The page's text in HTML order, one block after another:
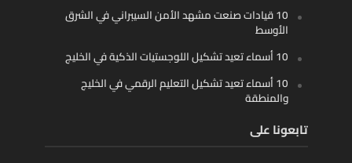
10 قيادات صنعت مشهد الأمن السيبراني في الشرق
الأوسط
10 أسماء تعيد تشكيل اللوجستيات الذكية في الخليج
10 أسماء تعيد تشكيل التعليم الرقمي في الخليج
والمنطقة
تابعونا على